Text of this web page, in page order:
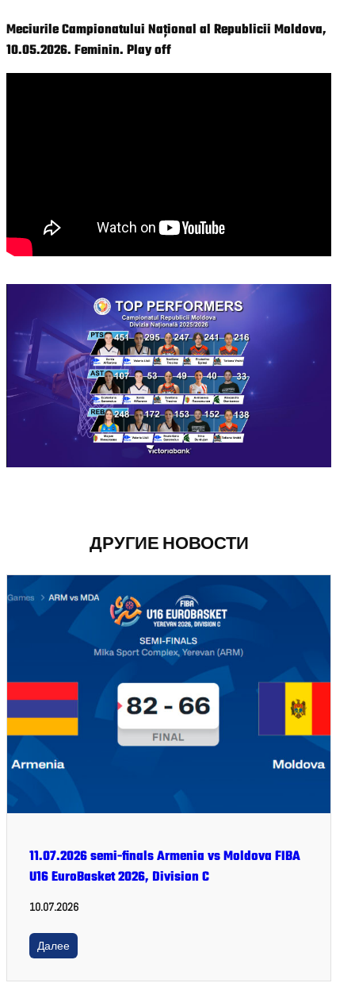
Meciurile Campionatului Național al Republicii Moldova,
10.05.2026. Feminin. Play off
ДРУГИЕ НОВОСТИ
11.07.2026 semi-finals Armenia vs Moldova FIBA
U16 EuroBasket 2026, Division C
10.07.2026
Далее